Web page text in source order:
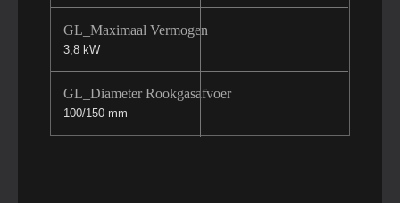
GL_Maximaal Vermogen
3,8 kW
GL_Diameter Rookgasafvoer
100/150 mm